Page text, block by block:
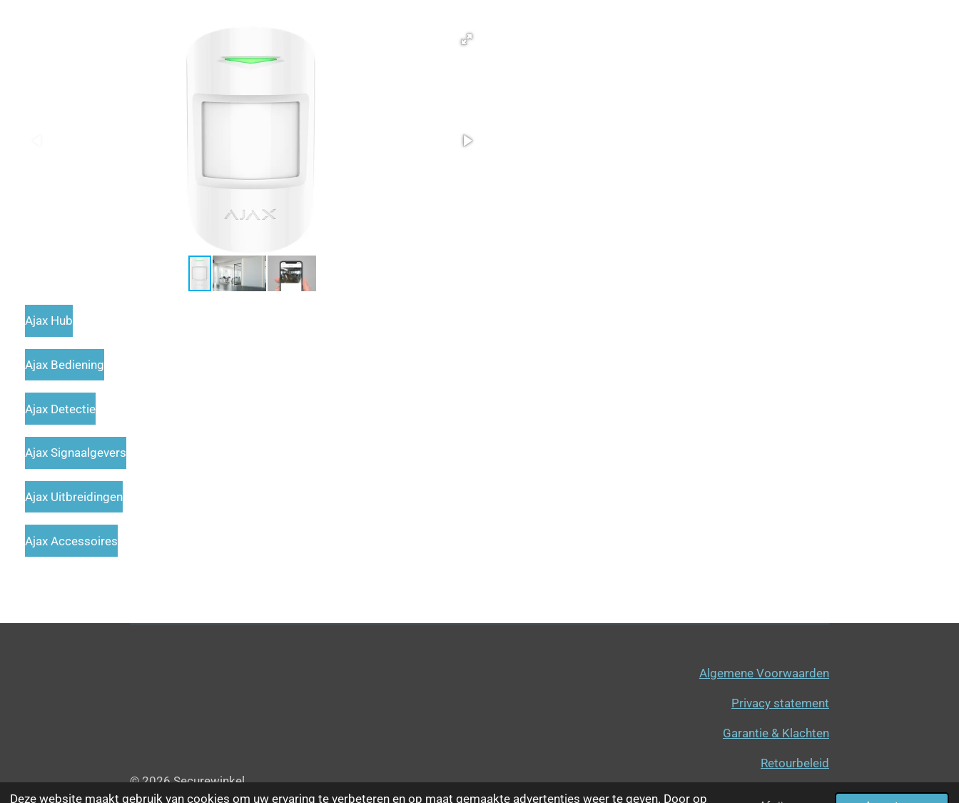
Deze website maakt gebruik van cookies om uw ervaring te verbeteren en op maat gemaakte advertenties weer te geven. Door op
Ajax Hub
Ajax Bediening
Ajax Detectie
Ajax Signaalgevers
Ajax Uitbreidingen
Ajax Accessoires
Algemene Voorwaarden
Privacy statement
Garantie & Klachten
Retourbeleid
© 2026 Securewinkel